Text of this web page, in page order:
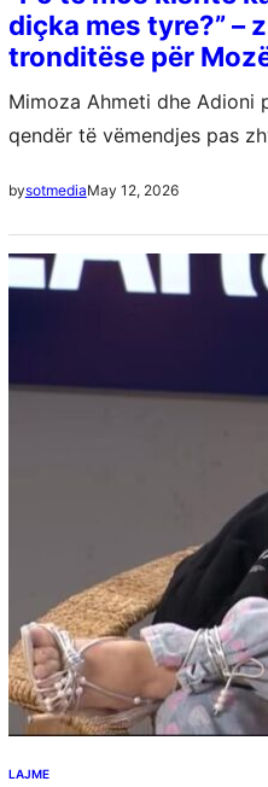
diçka mes tyre?” –
tronditëse për
Mimoza Ahmeti dhe Adioni
qendër të vëmendjes pas
tyre kanë ngritur…
bysotmediaMay 12, 2026
LAJME